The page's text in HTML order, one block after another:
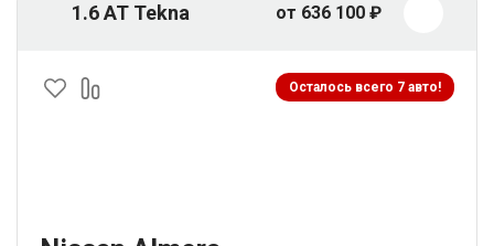
1.6 AT Tekna от 636 100 ₽
Осталось всего 7 авто!